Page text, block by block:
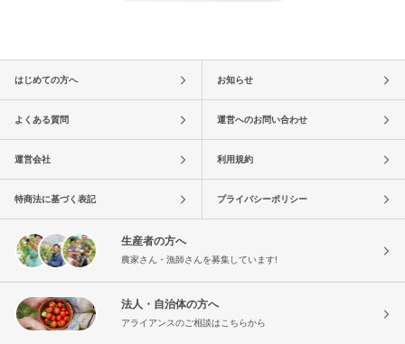
はじめての方へ お知らせ
よくある質問 運営へのお問い合わせ
運営会社 利用規約
特商法に基づく表記 プライバシーポリシー
生産者の方へ
農家さん・漁師さんを募集しています!
法人・自治体の方へ
アライアンスのご相談はこちらから